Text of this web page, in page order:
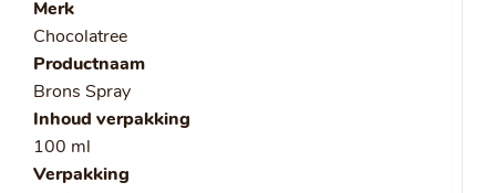
Merk
Chocolatree
Productnaam
Brons Spray
Inhoud verpakking
100 ml
Verpakking